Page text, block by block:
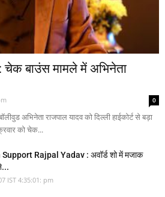
बाउंस मामले में अभिनेता
0
अभिनेता राजपाल यादव को दिल्ली हाईकोर्ट से बड़ा
को चेक...
Rajpal Yadav : अवॉर्ड शो में मजाक
IST 4:35:01: pm